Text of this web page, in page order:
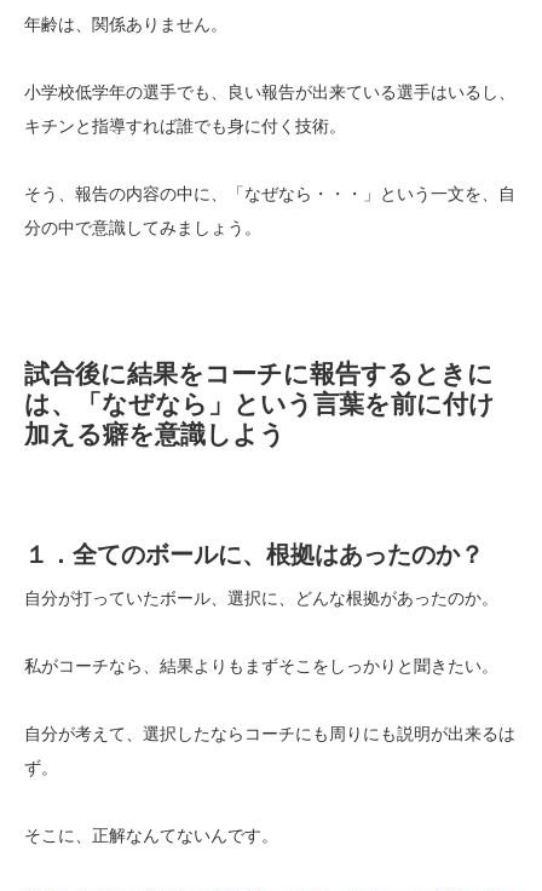
年齢は、関係ありません。
小学校低学年の選手でも、良い報告が出来ている選手はいるし、
キチンと指導すれば誰でも身に付く技術。
そう、報告の内容の中に、「なぜなら・・・」という一文を、自
分の中で意識してみましょう。
試合後に結果をコーチに報告するときに
は、「なぜなら」という言葉を前に付け
加える癖を意識しよう
１．全てのボールに、根拠はあったのか？
自分が打っていたボール、選択に、どんな根拠があったのか。
私がコーチなら、結果よりもまずそこをしっかりと聞きたい。
自分が考えて、選択したならコーチにも周りにも説明が出来るは
ず。
そこに、正解なんてないんです。